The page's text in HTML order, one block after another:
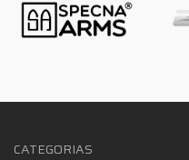
CATEGORIAS